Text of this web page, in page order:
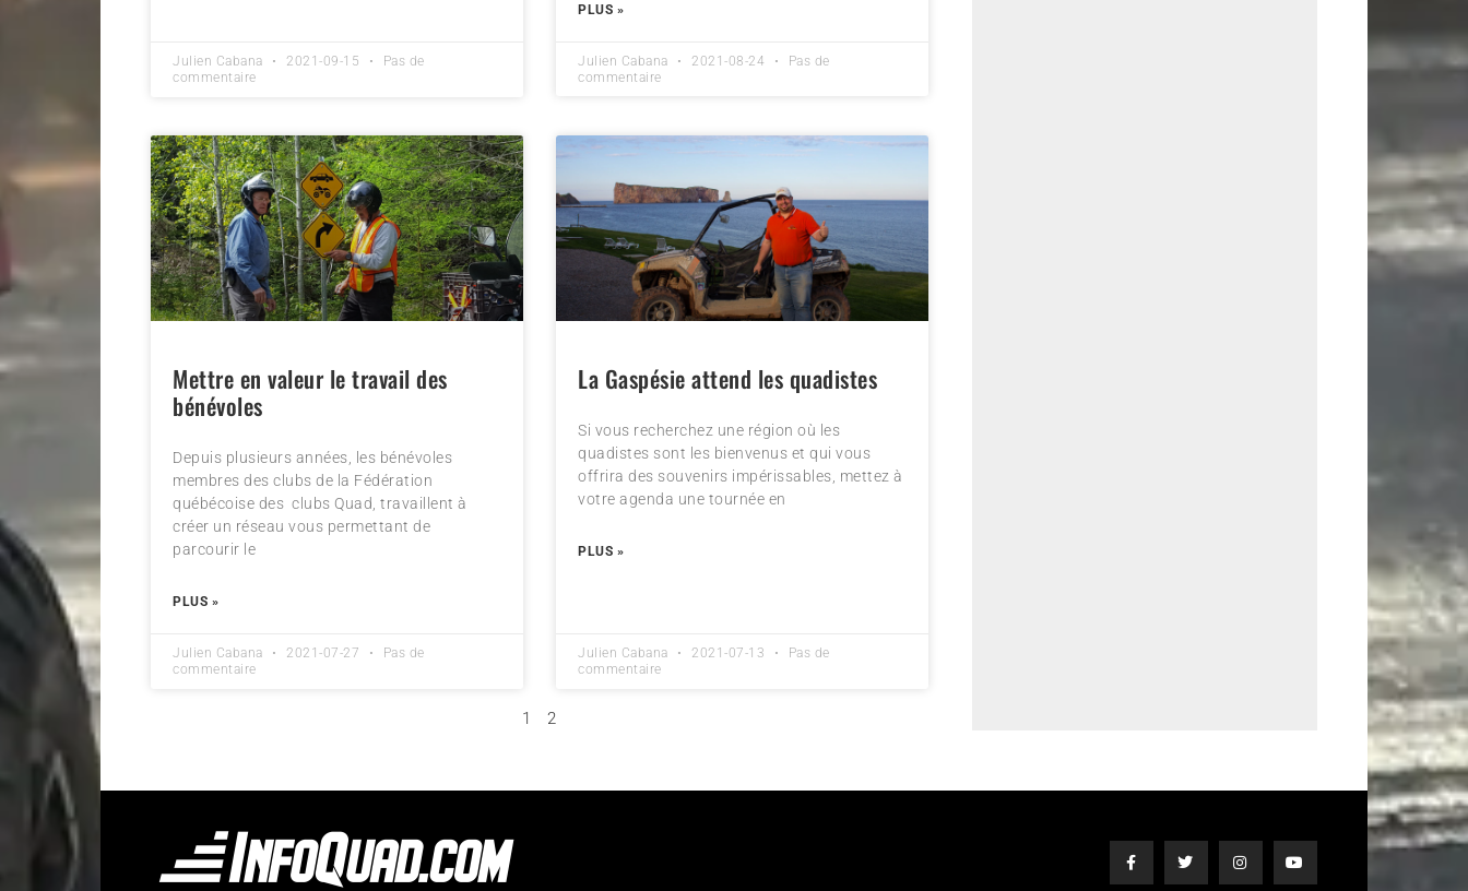
Julien Cabana 2021-09-15
Pas de
commentaire
PLUS »
Julien Cabana 2021-08-24
Pas de
commentaire
Mettre en valeur le travail des
bénévoles
Depuis plusieurs années, les bénévoles
membres des clubs de la Fédération
québécoise des clubs Quad, travaillent à
créer un réseau vous permettant de
parcourir le
PLUS »
Julien Cabana 2021-07-27
Pas de
commentaire
La Gaspésie attend les quadistes
Si vous recherchez une région où les
quadistes sont les bienvenus et qui vous
offrira des souvenirs impérissables, mettez à
votre agenda une tournée en
PLUS »
Julien Cabana 2021-07-13
Pas de
commentaire
1 2